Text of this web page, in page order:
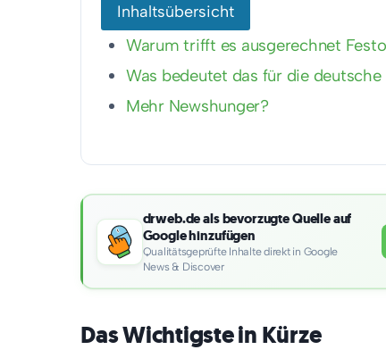
Inhaltsübersicht
Warum trifft es ausgerechnet
Was bedeutet das für die deutsche
Mehr Newshunger?
drweb.de als bevorzugte Quelle auf
Google hinzufügen
Qualitätsgeprüfte Inhalte direkt in Google
News & Discover
Das Wichtigste in Kürze